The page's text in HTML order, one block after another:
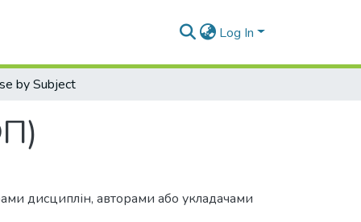
Log In
by Subject
дисциплін, авторами або укладачами